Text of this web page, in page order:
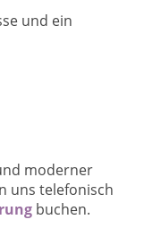
und ein
moderner
uns telefonisch
buchen.